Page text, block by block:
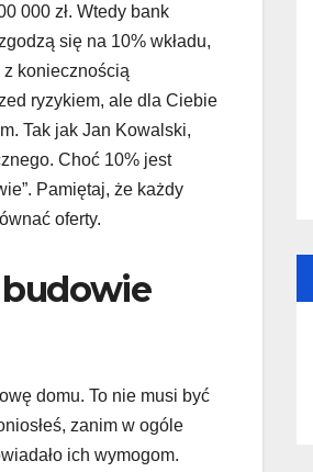
000 zł. Wtedy bank
się na 10% wkładu,
z koniecznością
ryzykiem, ale dla Ciebie
Tak jak Jan Kowalski,
Choć 10% jest
Pamiętaj, że każdy
oferty.
budowie
domu. To nie musi być
zanim w ogóle
ich wymogom.